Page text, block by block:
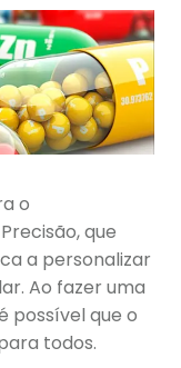
o
que
a personalizar
Ao fazer uma
possível que o
todos.